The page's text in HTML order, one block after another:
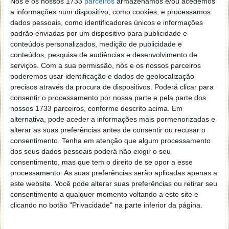
a informações num dispositivo, como cookies, e processamos
dados pessoais, como identificadores únicos e informações
padrão enviadas por um dispositivo para publicidade e
conteúdos personalizados, medição de publicidade e
conteúdos, pesquisa de audiências e desenvolvimento de
serviços. Com a sua permissão, nós e os nossos parceiros
poderemos usar identificação e dados de geolocalização
precisos através da procura de dispositivos. Poderá clicar para
consentir o processamento por nossa parte e pela parte dos
nossos 1733 parceiros, conforme descrito acima. Em
alternativa, pode aceder a informações mais pormenorizadas e
alterar as suas preferências antes de consentir ou recusar o
consentimento. Tenha em atenção que algum processamento
dos seus dados pessoais poderá não exigir o seu
consentimento, mas que tem o direito de se opor a esse
processamento. As suas preferências serão aplicadas apenas a
este website. Você pode alterar suas preferências ou retirar seu
consentimento a qualquer momento voltando a este site e
clicando no botão "Privacidade" na parte inferior da página.
Comentários 26
Antonio Ferreira
1 de Novembro de 2024 às 09:23
á primeira vista parece ser uma enorme baixa de preço,
mas, 0,004€ x 500MB = 2€, ou seja, uma barbaria de valor
por apenas 500MB de dados. Só vejo como vantagem o
poder definir limites, mas enfim.
Responder
Pedro
1 de Novembro de 2024 às 13:08
Não é uma medida para baixar preços. A medida é
pararem de te obrigar a pagar o pacote de 500mb mesmo
que não o queiras. Assim pagas o que consomes…
Responder